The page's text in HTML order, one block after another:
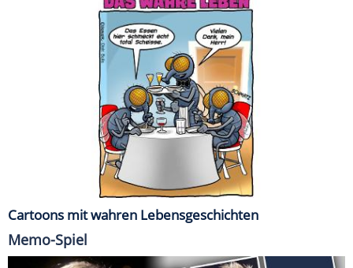
Cartoons mit wahren Lebensgeschichten
Memo-Spiel